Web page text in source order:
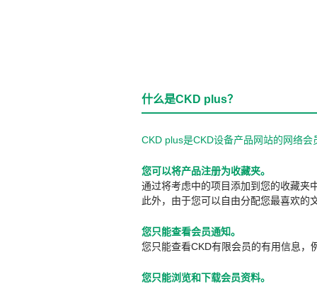
什么是CKD plus？
CKD plus是CKD设备产品网站的网络
您可以将产品注册为收藏夹。
通过将考虑中的项目添加到您的收藏夹
此外，由于您可以自由分配您最喜欢的
您只能查看会员通知。
您只能查看CKD有限会员的有用信息，
您只能浏览和下载会员资料。